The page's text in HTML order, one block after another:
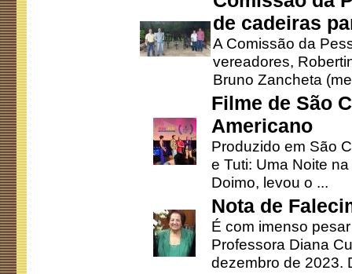
de cadeiras
A Comissão da
vereadores,
Bruno Zancheta
Filme de São
Americano
Produzido em São
e Tuti: Uma Noite
Doimo, levou o ...
Nota de
É com imenso
Professora Diana
dezembro de 2023.